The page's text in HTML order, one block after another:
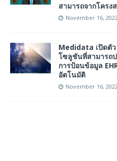
สามารถจากโครง
November 16,
Medidata เปิดตั
โซลูชันที่สามารถ
การป้อนข้อมูล
อัตโนมัติ
November 16,